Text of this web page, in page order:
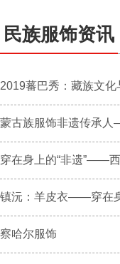
民族服饰资讯
2019蕃巴秀：藏族文
蒙古族服饰非遗传承
穿在身上的“非遗”——
镇沅：羊皮衣——穿在
察哈尔服饰